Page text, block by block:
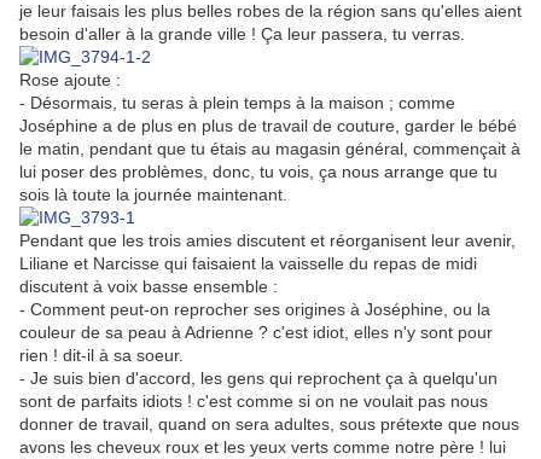
je leur faisais les plus belles robes de la région sans qu'elles aient
besoin d'aller à la grande ville ! Ça leur passera, tu verras.
Rose ajoute :
- Désormais, tu seras à plein temps à la maison ; comme
Joséphine a de plus en plus de travail de couture, garder le bébé
le matin, pendant que tu étais au magasin général, commençait à
lui poser des problèmes, donc, tu vois, ça nous arrange que tu
sois là toute la journée maintenant.
Pendant que les trois amies discutent et réorganisent leur avenir,
Liliane et Narcisse qui faisaient la vaisselle du repas de midi
discutent à voix basse ensemble :
- Comment peut-on reprocher ses origines à Joséphine, ou la
couleur de sa peau à Adrienne ? c'est idiot, elles n'y sont pour
rien ! dit-il à sa soeur.
- Je suis bien d'accord, les gens qui reprochent ça à quelqu'un
sont de parfaits idiots ! c'est comme si on ne voulait pas nous
donner de travail, quand on sera adultes, sous prétexte que nous
avons les cheveux roux et les yeux verts comme notre père ! lui